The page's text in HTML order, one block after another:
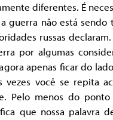
diferentes. É
guerra não está sendo
russas declaram.
por algumas
apenas ficar do
vezes você se repita
Pelo menos do
que nossa palavra